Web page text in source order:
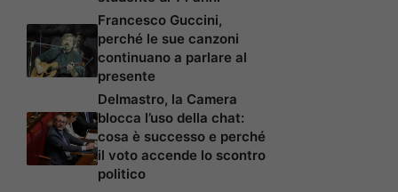
Francesco Guccini,
perché le sue canzoni
continuano a parlare al
presente
Delmastro, la Camera
blocca l’uso della chat:
cosa è successo e perché
il voto accende lo scontro
politico